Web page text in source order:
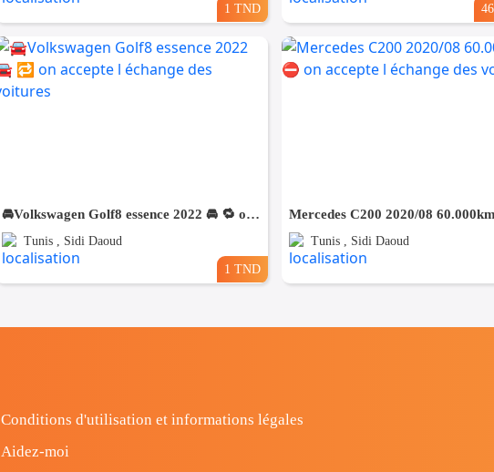
1 TND
🚘Volkswagen Golf8 essence 2022 🚘 🔁 on accepte l échange des voitures
Tunis , Sidi Daoud
1 TND
Tunis , Sidi Daoud
Conditions d'utilisation et informations légales
Aidez-moi